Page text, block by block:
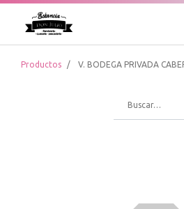
Productos V. BODEGA PRIVADA